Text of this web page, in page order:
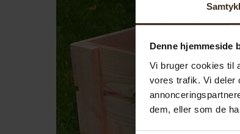
Denne hjemmeside
Vi bruger cookies til
vores trafik. Vi deler
dem, eller som de